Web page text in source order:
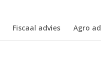
Fiscaal advies Agro